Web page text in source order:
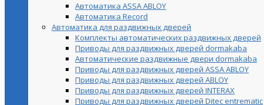
Автоматика ASSA ABLOY
Автоматика Record
Автоматика для раздвижных дверей
Комплекты автоматических раздвижных дверей
Приводы для раздвижных дверей dormakaba
Автоматические раздвижные двери dormakaba
Приводы для раздвижных дверей ASSA ABLOY
Приводы для раздвижных дверей ABLOY
Приводы для раздвижных дверей INTERAX
Приводы для раздвижных дверей Ditec entrematic